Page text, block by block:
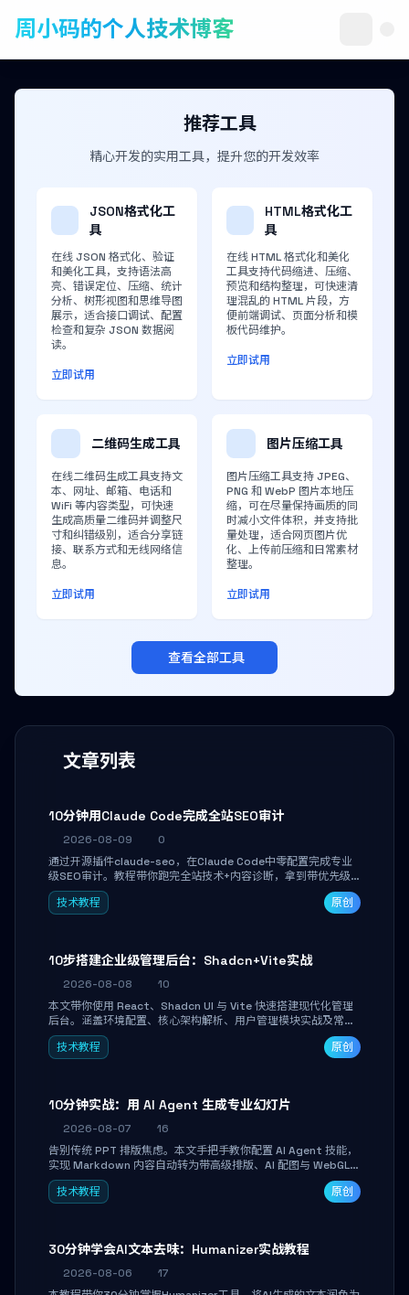
周小码的个人技术博客
文章列表
10分钟用Claude Code完成全站SEO审计
2026-08-09
0
通过开源插件claude-seo，在Claude Code中零配置完成专业
级SEO审计。教程带你跑完全站技术+内容诊断，拿到带优先级
和验证方法的可执行修复清单，适合独立开发者、SEO从业者和
站长快速上手。
技术教程 原创
10步搭建企业级管理后台：Shadcn+Vite实战
2026-08-08
10
本文带你使用 React、Shadcn UI 与 Vite 快速搭建现代化管理
后台。涵盖环境配置、核心架构解析、用户管理模块实战及常见
踩坑指南。学完即可独立完成仪表盘搭建、组件拼装与主题定
制，满足企业级开发需求。
技术教程 原创
10分钟实战：用 AI Agent 生成专业幻灯片
2026-08-07
16
告别传统 PPT 排版焦虑。本文手把手教你配置 AI Agent 技能，
实现 Markdown 内容自动转为带高级排版、AI 配图与 WebGL
运行时的 HTML 幻灯片。只需专注内容，10 分钟即可产出可投
屏的专业级演示文稿。
技术教程 原创
30分钟学会AI文本去味：Humanizer实战教程
2026-08-06
17
推荐工具
精心开发的实用工具，提升您的开发效率
JSON格式化工
具
在线 JSON 格式化、验证
和美化工具，支持语法高
亮、错误定位、压缩、统计
分析、树形视图和思维导图
展示，适合接口调试、配置
检查和复杂 JSON 数据阅
读。
立即试用
HTML格式化工
具
在线 HTML 格式化和美化
工具支持代码缩进、压缩、
预览和结构整理，可快速清
理混乱的 HTML 片段，方
便前端调试、页面分析和模
板代码维护。
立即试用
二维码生成工具
在线二维码生成工具支持文
本、网址、邮箱、电话和
WiFi 等内容类型，可快速
生成高质量二维码并调整尺
寸和纠错级别，适合分享链
接、联系方式和无线网络信
息。
立即试用
图片压缩工具
图片压缩工具支持 JPEG、
PNG 和 WebP 图片本地压
缩，可在尽量保持画质的同
时减小文件体积，并支持批
量处理，适合网页图片优
化、上传前压缩和日常素材
整理。
立即试用
查看全部工具